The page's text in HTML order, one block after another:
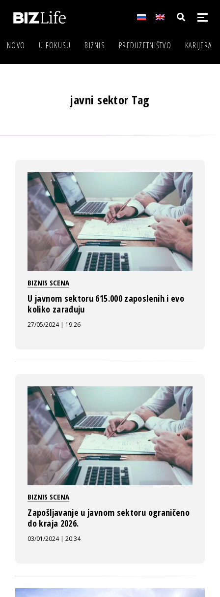
NOVO U FOKUSU BIZNIS PREDUZETNIŠTVO KARIJERA
javni sektor Tag
BIZNIS SCENA
U javnom sektoru 615.000 zaposlenih i evo
koliko zarađuju
27/05/2024 | 19:26
BIZNIS SCENA
Zapošljavanje u javnom sektoru ograničeno
do kraja 2026.
03/01/2024 | 20:34